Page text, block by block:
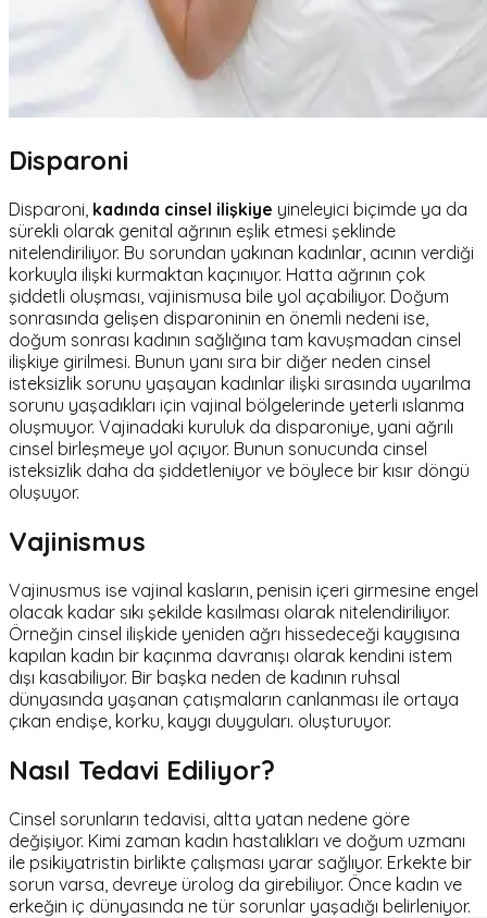
Disparoni
Disparoni, kadında cinsel ilişkiye yineleyici biçimde ya da
sürekli olarak genital ağrının eşlik etmesi şeklinde
nitelendiriliyor. Bu sorundan yakınan kadınlar, acının verdiği
korkuyla ilişki kurmaktan kaçınıyor. Hatta ağrının çok
şiddetli oluşması, vajinismusa bile yol açabiliyor. Doğum
sonrasında gelişen disparoninin en önemli nedeni ise,
doğum sonrası kadının sağlığına tam kavuşmadan cinsel
ilişkiye girilmesi. Bunun yanı sıra bir diğer neden cinsel
isteksizlik sorunu yaşayan kadınlar ilişki sırasında uyarılma
sorunu yaşadıkları için vajinal bölgelerinde yeterli ıslanma
oluşmuyor. Vajinadaki kuruluk da disparoniye, yani ağrılı
cinsel birleşmeye yol açıyor. Bunun sonucunda cinsel
isteksizlik daha da şiddetleniyor ve böylece bir kısır döngü
oluşuyor.
Vajinismus
Vajinusmus ise vajinal kasların, penisin içeri girmesine engel
olacak kadar sıkı şekilde kasılması olarak nitelendiriliyor.
Örneğin cinsel ilişkide yeniden ağrı hissedeceği kaygısına
kapılan kadın bir kaçınma davranışı olarak kendini istem
dışı kasabiliyor. Bir başka neden de kadının ruhsal
dünyasında yaşanan çatışmaların canlanması ile ortaya
çıkan endişe, korku, kaygı duyguları. oluşturuyor.
Nasıl Tedavi Ediliyor?
Cinsel sorunların tedavisi, altta yatan nedene göre
değişiyor. Kimi zaman kadın hastalıkları ve doğum uzmanı
ile psikiyatristin birlikte çalışması yarar sağlıyor. Erkekte bir
sorun varsa, devreye ürolog da girebiliyor. Önce kadın ve
erkeğin iç dünyasında ne tür sorunlar yaşadığı belirleniyor.